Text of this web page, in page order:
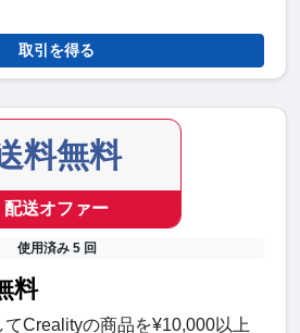
取引を得る
料無料
配送オファー
使用済み 5 回
料
Crealityの商品を¥10,000以上